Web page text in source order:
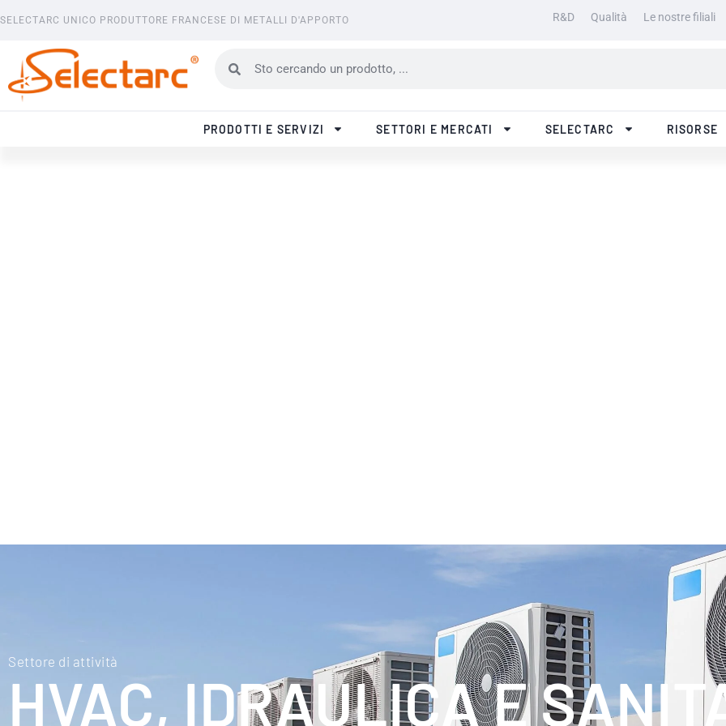
contenuto
SELECTARC UNICO PRODUTTORE FRANCESE DI METALLI D'APPORTO R&D Qualità Le nostre filiali
PRODOTTI E SERVIZI SETTORI E MERCATI SELECTARC RISORSE
Settore di attività
HVAC, IDRAULICA E